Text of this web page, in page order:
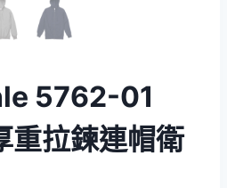
5762-01
重拉鍊連帽衛